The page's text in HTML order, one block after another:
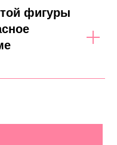
фигуры